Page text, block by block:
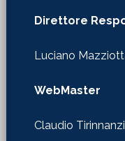
WebMaster
Claudio Tirinnanzi